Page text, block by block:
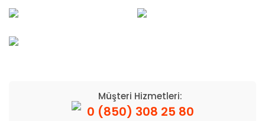
Müşteri Hizmetleri:
0 (850) 308 25 80